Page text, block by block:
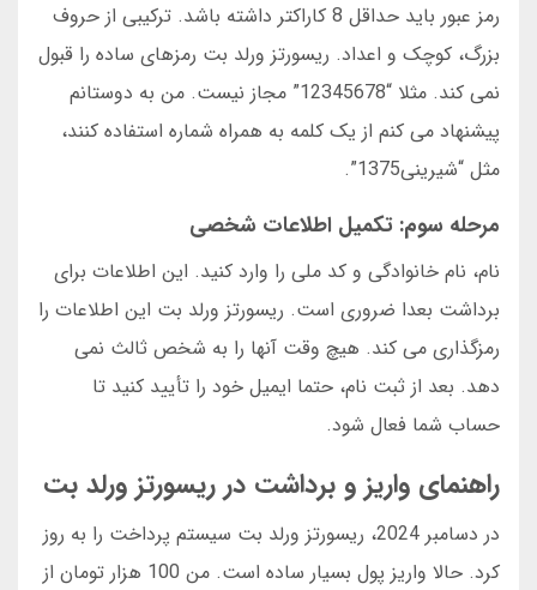
رمز عبور باید حداقل 8 کاراکتر داشته باشد. ترکیبی از حروف
بزرگ، کوچک و اعداد. ریسورتز ورلد بت رمزهای ساده را قبول
نمی کند. مثلا “12345678” مجاز نیست. من به دوستانم
پیشنهاد می کنم از یک کلمه به همراه شماره استفاده کنند،
مثل “شیرینی1375”.
مرحله سوم: تکمیل اطلاعات شخصی
نام، نام خانوادگی و کد ملی را وارد کنید. این اطلاعات برای
برداشت بعدا ضروری است. ریسورتز ورلد بت این اطلاعات را
رمزگذاری می کند. هیچ وقت آنها را به شخص ثالث نمی
دهد. بعد از ثبت نام، حتما ایمیل خود را تأیید کنید تا
حساب شما فعال شود.
راهنمای واریز و برداشت در ریسورتز ورلد بت
در دسامبر 2024، ریسورتز ورلد بت سیستم پرداخت را به روز
کرد. حالا واریز پول بسیار ساده است. من 100 هزار تومان از